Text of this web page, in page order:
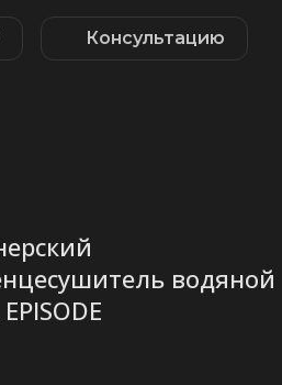
Консультацию
водяной